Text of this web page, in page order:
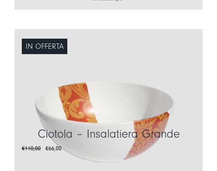
IN OFFERTA
Ciotola – Insalatiera Grande
€110,00
Il
€66,00Il
prezzo